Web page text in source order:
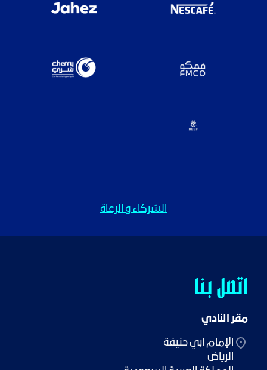
الشركاء و الرعاة
اتصل بنا
مقر النادي